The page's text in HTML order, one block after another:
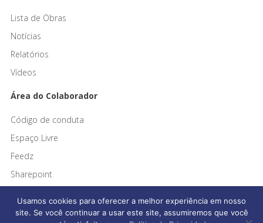
Lista de Obras
Notícias
Relatórios
Vídeos
Área do Colaborador
Código de conduta
Espaço Livre
Feedz
Sharepoint
Usamos cookies para oferecer a melhor experiência em nosso
site. Se você continuar a usar este site, assumiremos que você